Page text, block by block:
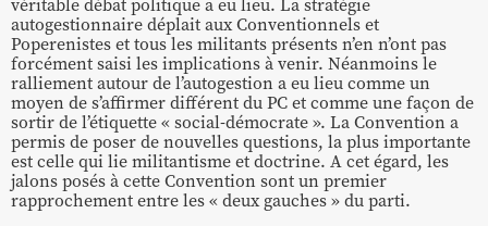
véritable débat politique a eu lieu. La stratégie
autogestionnaire déplait aux Conventionnels et
Poperenistes et tous les militants présents n’en n’ont pas
forcément saisi les implications à venir. Néanmoins le
ralliement autour de l’autogestion a eu lieu comme un
moyen de s’affirmer différent du PC et comme une façon de
sortir de l’étiquette « social-démocrate ». La Convention a
permis de poser de nouvelles questions, la plus importante
est celle qui lie militantisme et doctrine. A cet égard, les
jalons posés à cette Convention sont un premier
rapprochement entre les « deux gauches » du parti.